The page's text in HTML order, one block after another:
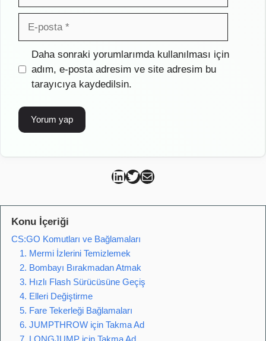
posta
İnternet
sitesi
Daha sonraki yorumlarımda kullanılması için
adım, e-posta adresim ve site adresim bu
tarayıcıya kaydedilsin.
Can Kütahya Linkedin
Can Kütahya Twitter
Can Kütahya Mail
Konu İçeriği
CS:GO Komutları ve Bağlamaları
1. Mermi İzlerini Temizlemek
2. Bombayı Bırakmadan Atmak
3. Hızlı Flash Sürücüsüne Geçiş
4. Elleri Değiştirme
5. Fare Tekerleği Bağlamaları
6. JUMPTHROW için Takma Ad